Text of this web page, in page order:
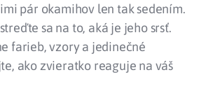
pár okamihov len tak sedením.
sa na to, aká je jeho srsť.
farieb, vzory a jedinečné
ako zvieratko reaguje na váš